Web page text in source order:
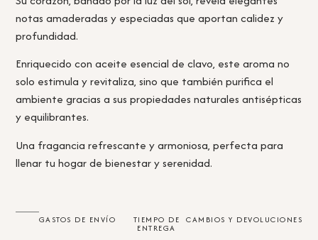
notas amaderadas y especiadas que aportan calidez y
profundidad.
Enriquecido con aceite esencial de clavo, este aroma no
solo estimula y revitaliza, sino que también purifica el
ambiente gracias a sus propiedades naturales antisépticas
y equilibrantes.
Una fragancia refrescante y armoniosa, perfecta para
llenar tu hogar de bienestar y serenidad.
GASTOS DE ENVÍO TIEMPO DE
ENTREGA
CAMBIOS Y DEVOLUCIONES